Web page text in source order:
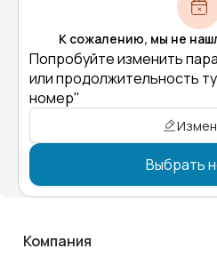
К сожалению, мы не
Попробуйте изменить
или продолжительность
номер"
Выбрать
Компания